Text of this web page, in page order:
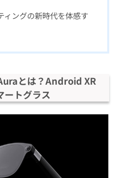
ィングの新時代を体感す
とは？Android XR
ートグラス